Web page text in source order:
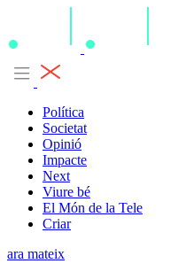
Política
Societat
Opinió
Impacte
Next
Viure bé
El Món de la Tele
Criar
ara mateix